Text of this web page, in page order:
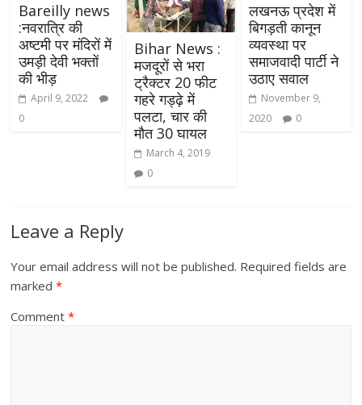
Bareilly news
:नवरात्रि की
अष्टमी पर मंदिरों में
उमड़ी देवी भक्तों
की भीड़
April 9, 2022
0
Bihar News :
मजदूरों से भरा
ट्रैक्टर 20 फीट
गहरे गड्ढ़े में
पलटा, चार की
मौत 30 घायल
March 4, 2019
0
लखनऊ प्रदेश में
बिगड़ती कानून
व्यवस्था पर
समाजवादी पार्टी ने
उठाए सवाल
November 9,
2020
0
Leave a Reply
Your email address will not be published. Required fields are
marked*
Comment*